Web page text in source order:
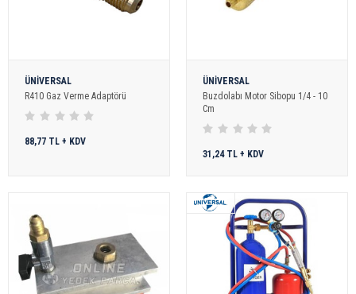
ÜNİVERSAL
R410 Gaz Verme Adaptörü
88,77 TL + KDV
ÜNİVERSAL
Buzdolabı Motor Sibopu 1/4 - 10
Cm
31,24 TL + KDV